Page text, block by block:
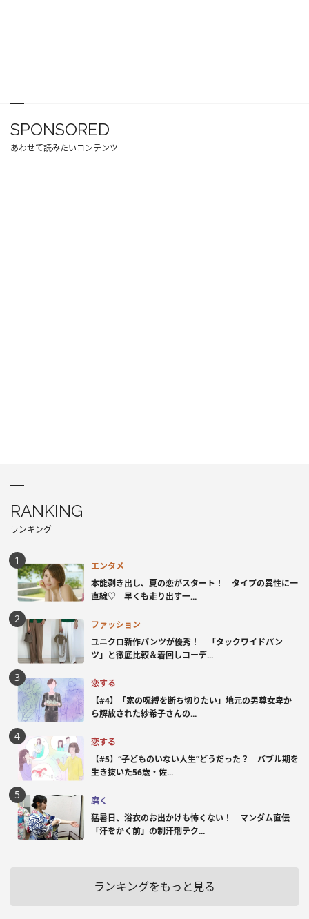
SPONSORED
あわせて読みたいコンテンツ
RANKING
ランキング
エンタメ
本能剥き出し、夏の恋がスタート！ タイプの異性に一
直線♡ 早くも走り出す一...
ファッション
ユニクロ新作パンツが優秀！ 「タックワイドパン
ツ」と徹底比較＆着回しコーデ...
恋する
【#4】「家の呪縛を断ち切りたい」地元の男尊女卑か
ら解放された紗希子さんの...
恋する
【#5】“子どものいない人生”どうだった？ バブル期を
生き抜いた56歳・佐...
磨く
猛暑日、浴衣のお出かけも怖くない！ マンダム直伝
「汗をかく前」の制汗剤テク...
ランキングをもっと見る